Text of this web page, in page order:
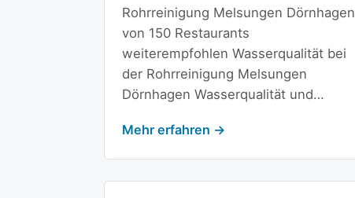
Rohrreinigung Melsungen Dörnhagen
von 150 Restaurants
weiterempfohlen Wasserqualität bei
der Rohrreinigung Melsungen
Dörnhagen Wasserqualität und…
Mehr erfahren →